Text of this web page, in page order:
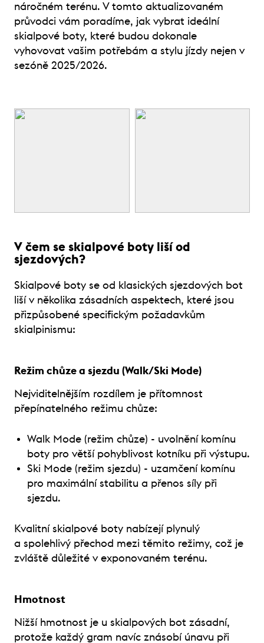
náročném terénu. V tomto aktualizovaném
průvodci vám poradíme, jak vybrat ideální
skialpové boty, které budou dokonale
vyhovovat vašim potřebám a stylu jízdy nejen v
sezóně 2025/2026.
V čem se skialpové boty liší od
sjezdových?
Skialpové boty se od klasických sjezdových bot
liší v několika zásadních aspektech, které jsou
přizpůsobené specifickým požadavkům
skialpinismu:
Režim chůze a sjezdu (Walk/Ski Mode)
Nejviditelnějším rozdílem je přítomnost
přepínatelného režimu chůze:
Walk Mode (režim chůze) - uvolnění komínu
boty pro větší pohyblivost kotníku při výstupu.
Ski Mode (režim sjezdu) - uzamčení komínu
pro maximální stabilitu a přenos síly při
sjezdu.
Kvalitní skialpové boty nabízejí plynulý
a spolehlivý přechod mezi těmito režimy, což je
zvláště důležité v exponovaném terénu.
Hmotnost
Nižší hmotnost je u skialpových bot zásadní,
protože každý gram navíc znásobí únavu při